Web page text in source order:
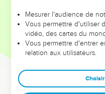
leur foi ou leur vision. Mais
et les saisons difficiles qu'ils
sont elles
Dans cette conférence,
clés pour avancer avec
deviennent vos tremplins.
Mesurer l'audience de
Vous permettre d'utiliser
vidéo, des cartes du
Vous permettre d'entrer
relation aux utilisateurs.